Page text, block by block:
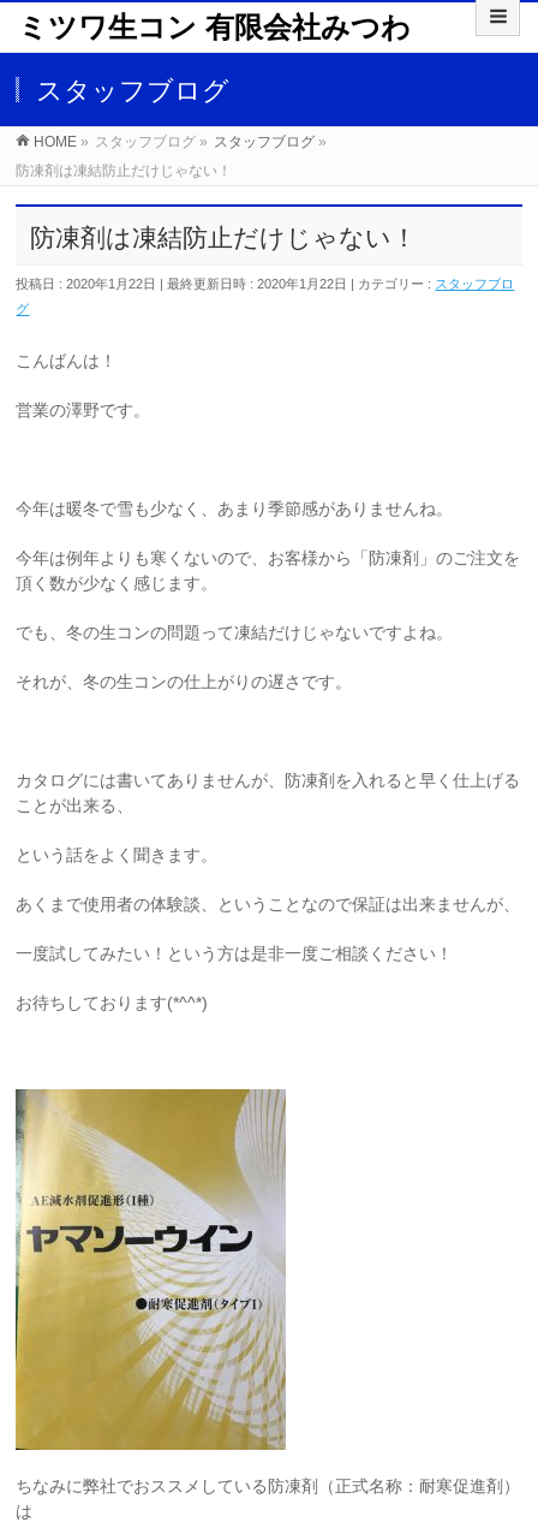
ミツワ生コン 有限会社みつわ
スタッフブログ
HOME » スタッフブログ » スタッフブログ »
防凍剤は凍結防止だけじゃない！
防凍剤は凍結防止だけじゃない！
投稿日 : 2020年1月22日 最終更新日時 : 2020年1月22日 カテゴリー : スタッフブロ
グ
こんばんは！
営業の澤野です。
今年は暖冬で雪も少なく、あまり季節感がありませんね。
今年は例年よりも寒くないので、お客様から「防凍剤」のご注文を
頂く数が少なく感じます。
でも、冬の生コンの問題って凍結だけじゃないですよね。
それが、冬の生コンの仕上がりの遅さです。
カタログには書いてありませんが、防凍剤を入れると早く仕上げる
ことが出来る、
という話をよく聞きます。
あくまで使用者の体験談、ということなので保証は出来ませんが、
一度試してみたい！という方は是非一度ご相談ください！
お待ちしております(*^^*)
ちなみに弊社でおススメしている防凍剤（正式名称：耐寒促進剤）
は